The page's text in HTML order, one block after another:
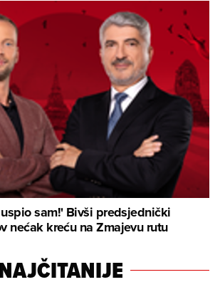
sam!' Bivši predsjednički
nećak kreću na Zmajevu rutu